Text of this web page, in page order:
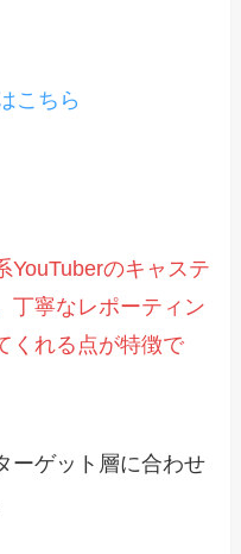
こちら
YouTuberのキャステ
丁寧なレポーティン
くれる点が特徴で
ーゲット層に合わせ